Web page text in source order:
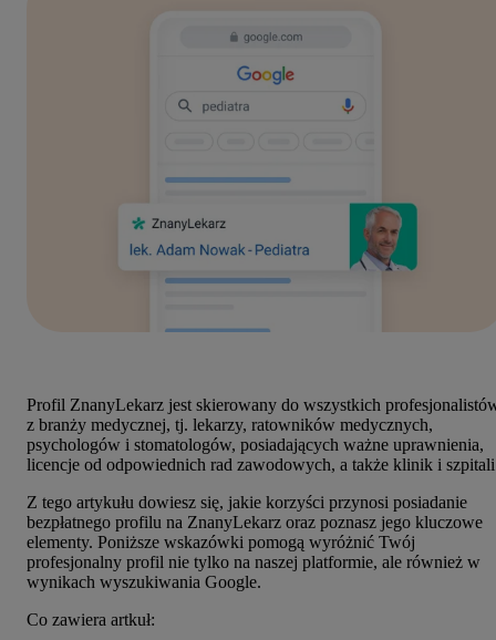
Profil ZnanyLekarz jest skierowany do wszystkich
z branży medycznej, tj. lekarzy, ratowników medycznych,
psychologów i stomatologów, posiadających ważne uprawnienia,
licencje od odpowiednich rad zawodowych, a także klinik i
Z tego artykułu dowiesz się, jakie korzyści przynosi posiadanie
bezpłatnego profilu na ZnanyLekarz oraz poznasz jego kluczowe
elementy. Poniższe wskazówki pomogą wyróżnić Twój
profesjonalny profil nie tylko na naszej platformie, ale również w
wynikach wyszukiwania Google.
Co zawiera artkuł: